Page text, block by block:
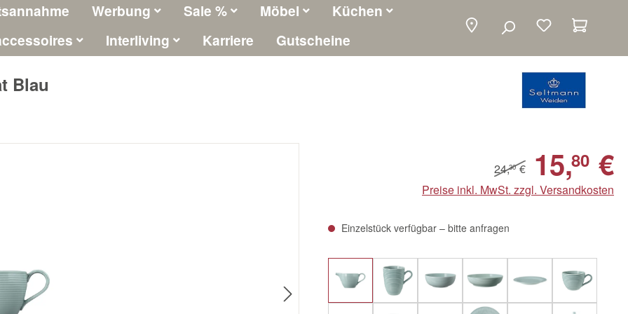
Werbung Sale % Möbel
Küchen
Interliving Karriere Gutscheine
Blau
24,30€ 15,80 €
Preise inkl. MwSt. zzgl. Versandkosten
Einzelstück verfügbar – bitte anfragen